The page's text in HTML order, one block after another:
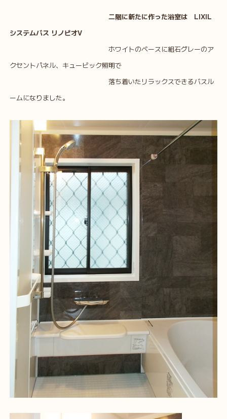
二階に新たに作った浴室は LIXIL
システムバス リノビオV
ホワイトのベースに組石グレーのア
クセントパネル、キュービック照明で
落ち着いたリラックスできるバスル
ームになりました。